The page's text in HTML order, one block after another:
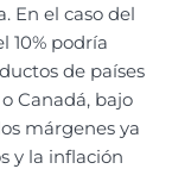
En el caso del
10% podría
de países
Canadá, bajo
márgenes ya
y la inflación